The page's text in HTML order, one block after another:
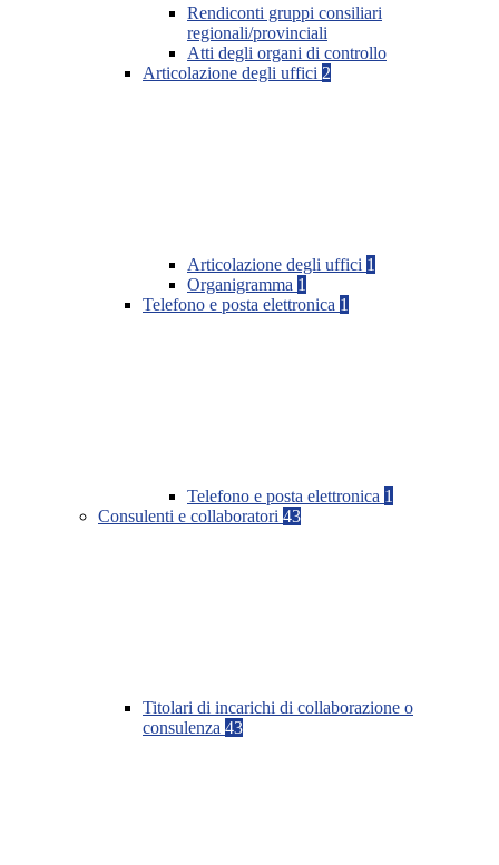
Rendiconti gruppi consiliari
regionali/provinciali
Atti degli organi di controllo
Articolazione degli uffici 2
Articolazione degli uffici 1
Organigramma 1
Telefono e posta elettronica 1
Telefono e posta elettronica 1
Consulenti e collaboratori 43
Titolari di incarichi di collaborazione o
consulenza 43